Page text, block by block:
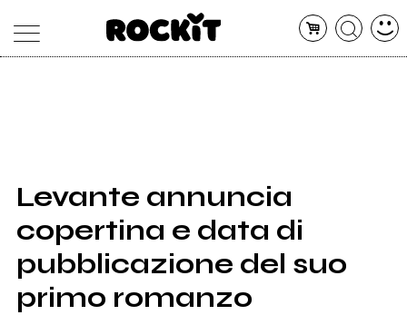
SHOP
RADIO
Levante annuncia
copertina e data di
pubblicazione del suo
primo romanzo